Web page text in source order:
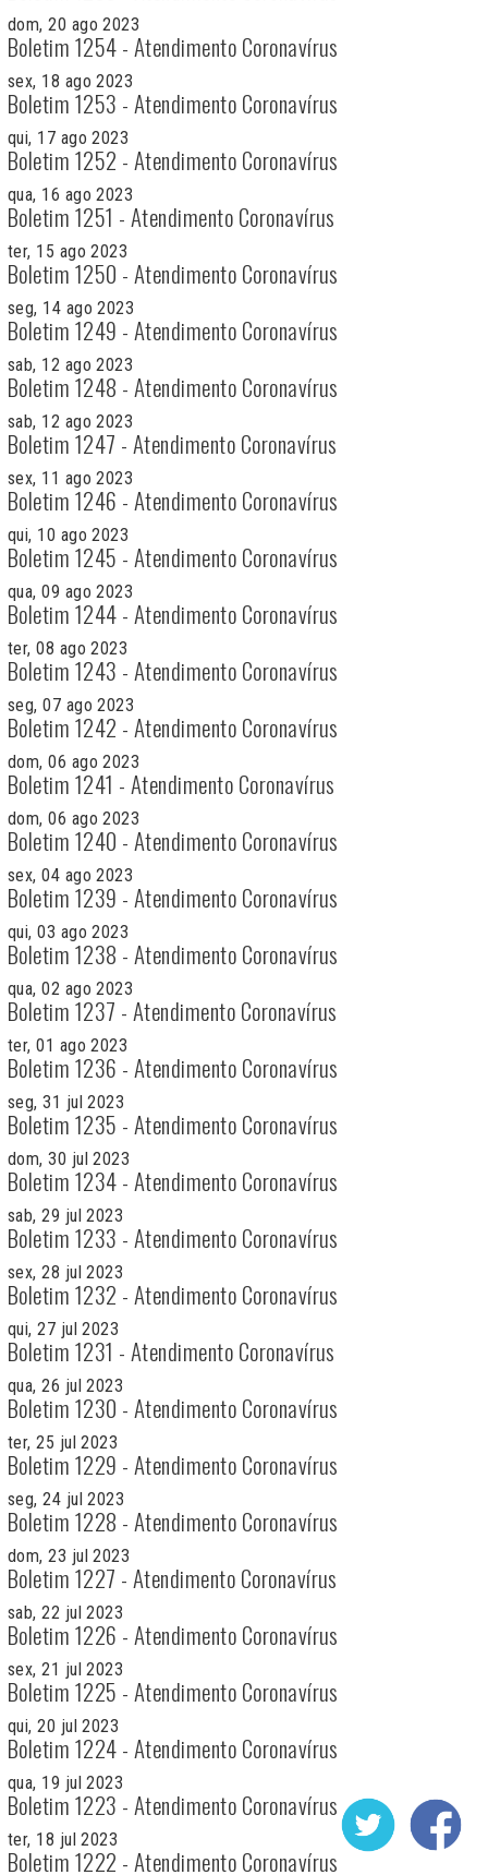
dom, 20 ago 2023
Boletim 1254 - Atendimento Coronavírus
sex, 18 ago 2023
Boletim 1253 - Atendimento Coronavírus
qui, 17 ago 2023
Boletim 1252 - Atendimento Coronavírus
qua, 16 ago 2023
Boletim 1251 - Atendimento Coronavírus
ter, 15 ago 2023
Boletim 1250 - Atendimento Coronavírus
seg, 14 ago 2023
Boletim 1249 - Atendimento Coronavírus
sab, 12 ago 2023
Boletim 1248 - Atendimento Coronavírus
sab, 12 ago 2023
Boletim 1247 - Atendimento Coronavírus
sex, 11 ago 2023
Boletim 1246 - Atendimento Coronavírus
qui, 10 ago 2023
Boletim 1245 - Atendimento Coronavírus
qua, 09 ago 2023
Boletim 1244 - Atendimento Coronavírus
ter, 08 ago 2023
Boletim 1243 - Atendimento Coronavírus
seg, 07 ago 2023
Boletim 1242 - Atendimento Coronavírus
dom, 06 ago 2023
Boletim 1241 - Atendimento Coronavírus
dom, 06 ago 2023
Boletim 1240 - Atendimento Coronavírus
sex, 04 ago 2023
Boletim 1239 - Atendimento Coronavírus
qui, 03 ago 2023
Boletim 1238 - Atendimento Coronavírus
qua, 02 ago 2023
Boletim 1237 - Atendimento Coronavírus
ter, 01 ago 2023
Boletim 1236 - Atendimento Coronavírus
seg, 31 jul 2023
Boletim 1235 - Atendimento Coronavírus
dom, 30 jul 2023
Boletim 1234 - Atendimento Coronavírus
sab, 29 jul 2023
Boletim 1233 - Atendimento Coronavírus
sex, 28 jul 2023
Boletim 1232 - Atendimento Coronavírus
qui, 27 jul 2023
Boletim 1231 - Atendimento Coronavírus
qua, 26 jul 2023
Boletim 1230 - Atendimento Coronavírus
ter, 25 jul 2023
Boletim 1229 - Atendimento Coronavírus
seg, 24 jul 2023
Boletim 1228 - Atendimento Coronavírus
dom, 23 jul 2023
Boletim 1227 - Atendimento Coronavírus
sab, 22 jul 2023
Boletim 1226 - Atendimento Coronavírus
sex, 21 jul 2023
Boletim 1225 - Atendimento Coronavírus
qui, 20 jul 2023
Boletim 1224 - Atendimento Coronavírus
qua, 19 jul 2023
Boletim 1223 - Atendimento Coronavírus
ter, 18 jul 2023
Boletim 1222 - Atendimento Coronavírus